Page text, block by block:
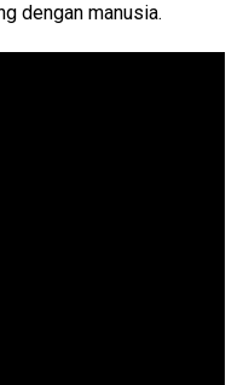
dengan manusia.